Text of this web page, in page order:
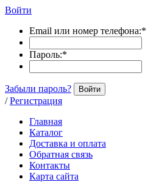
Войти
Email или номер телефона:*
Пароль:*
Забыли пароль? Войти
/ Регистрация
Главная
Каталог
Доставка и оплата
Обратная связь
Контакты
Карта сайта